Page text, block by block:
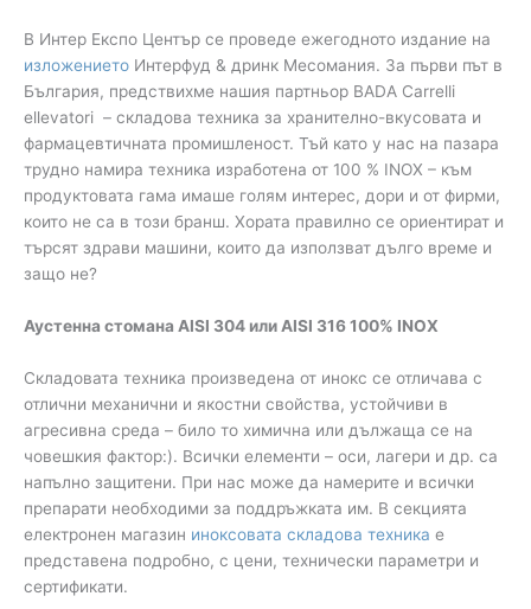
В Интер Експо Център се проведе ежегодното издание на
изложението Интерфуд & дринк Месомания. За първи път в
България, предствихме нашия партньор BADA Carrelli
ellevatori – складова техника за хранително-вкусовата и
фармацевтичната промишленост. Тъй като у нас на пазара
трудно намира техника изработена от 100 % INOX – към
продуктовата гама имаше голям интерес, дори и от фирми,
които не са в този бранш. Хората правилно се ориентират и
търсят здрави машини, които да използват дълго време и
защо не?
Аустенна стомана AISI 304 или AISI 316 100% INOX
Складовата техника произведена от инокс се отличава с
отлични механични и якостни свойства, устойчиви в
агресивна среда – било то химична или дължаща се на
човешкия фактор:). Всички елементи – оси, лагери и др. са
напълно защитени. При нас може да намерите и всички
препарати необходими за поддръжката им. В секцията
електронен магазин иноксовата складова техника е
представена подробно, с цени, технически параметри и
сертификати.